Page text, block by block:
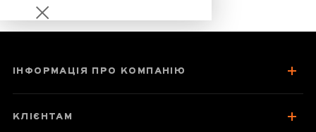
Шен Пуер Ся
ІНФОРМАЦІЯ ПРО КОМПАНІЮ
КЛІЄНТАМ